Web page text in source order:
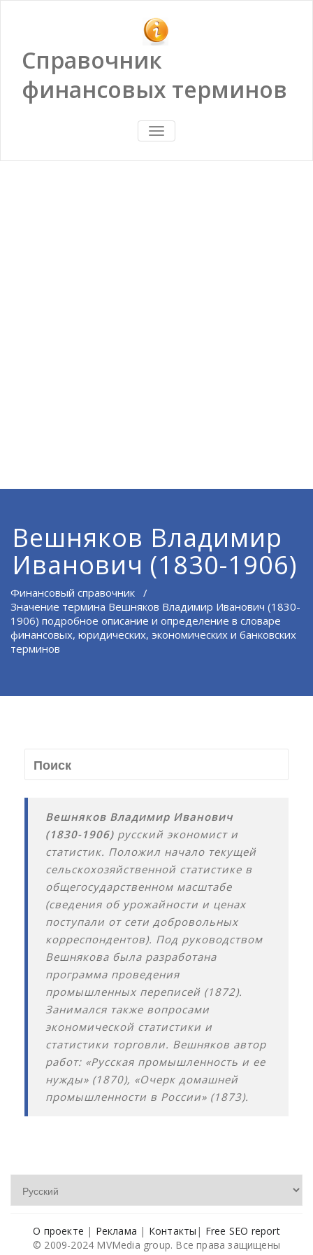
Справочник
финансовых терминов
ПОКАЗАТЬ/
СКРЫТЬ
Вешняков Владимир
Иванович (1830-1906)
Финансовый справочник /
Значение термина Вешняков Владимир Иванович (1830-
1906) подробное описание и определение в словаре
финансовых, юридических, экономических и банковских
терминов
Вешняков Владимир Иванович
(1830-1906) русский экономист и
статистик. Положил начало текущей
сельскохозяйственной статистике в
общегосударственном масштабе
(сведения об урожайности и ценах
поступали от сети добровольных
корреспондентов). Под руководством
Вешнякова была разработана
программа проведения
промышленных переписей (1872).
Занимался также вопросами
экономической статистики и
статистики торговли. Вешняков автор
работ: «Русская промышленность и ее
нужды» (1870), «Очерк домашней
промышленности в России» (1873).
О проекте | Реклама | Контакты | Free SEO report
© 2009-2024 MVMedia group. Все права защищены